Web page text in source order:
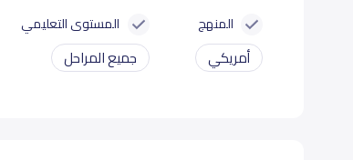
المنهج
أمريكي
المستوى التعليمي
جميع المراحل